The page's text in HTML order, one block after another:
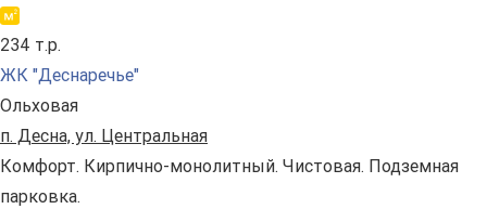
234 т.р.
ЖК "Деснаречье"
Ольховая
п. Десна, ул. Центральная
Комфорт. Кирпично-монолитный. Чистовая. Подземная
парковка.